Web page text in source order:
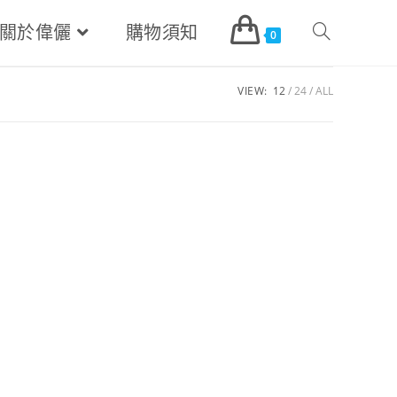
於偉儷 購物須知 0 Toggle
website
VIEW: 12 24 ALL